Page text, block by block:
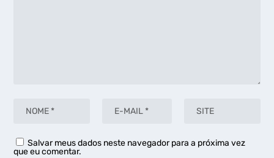
Salvar meus dados neste navegador para a próxima vez
que eu comentar.